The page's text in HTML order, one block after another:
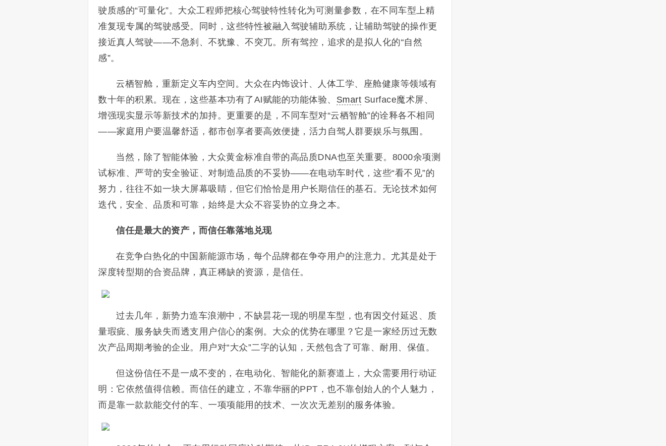
驶质感的“可量化”。大众工程师把核心驾驶特性转化为可测量参数，在不同车型上精
准复现专属的驾驶感受。同时，这些特性被融入驾驶辅助系统，让辅助驾驶的操作更
接近真人驾驶——不急刹、不犹豫、不突兀。所有驾控，追求的是拟人化的“自然
感”。
云栖智舱，重新定义车内空间。大众在内饰设计、人体工学、座舱健康等领域有
数十年的积累。现在，这些基本功有了AI赋能的功能体验、 Smart Surface魔术屏、
增强现实显示等新技术的加持。更重要的是，不同车型对“云栖智舱”的诠释各不相同
——家庭用户要温馨舒适，都市创享者要高效便捷，活力自驾人群要娱乐与氛围。
当然，除了智能体验，大众黄金标准自带的高品质DNA也至关重要。8000余项测
试标准、严苛的安全验证、对制造品质的不妥协——在电动车时代，这些“看不见”的
努力，往往不如一块大屏幕吸睛，但它们恰恰是用户长期信任的基石。无论技术如何
迭代，安全、品质和可靠，始终是大众不容妥协的立身之本。
信任是最大的资产，而信任靠落地兑现
在竞争白热化的中国新能源市场，每个品牌都在争夺用户的注意力。尤其是处于
深度转型期的合资品牌，真正稀缺的资源，是信任。
过去几年，新势力造车浪潮中，不缺昙花一现的明星车型，也有因交付延迟、质
量瑕疵、服务缺失而透支用户信心的案例。大众的优势在哪里？它是一家经历过无数
次产品周期考验的企业。用户对“大众”二字的认知，天然包含了可靠、耐用、保值。
但这份信任不是一成不变的，在电动化、智能化的新赛道上，大众需要用行动证
明：它依然值得信赖。而信任的建立，不靠华丽的PPT，也不靠创始人的个人魅力，
而是靠一款款能交付的车、一项项能用的技术、一次次无差别的服务体验。